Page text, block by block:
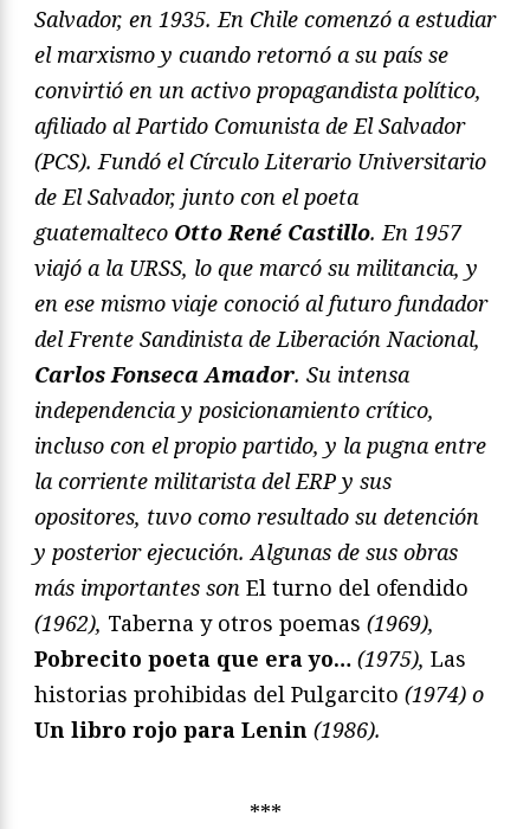
Salvador, en 1935. En Chile comenzó a estudiar
el marxismo y cuando retornó a su país se
convirtió en un activo propagandista político,
afiliado al Partido Comunista de El Salvador
(PCS). Fundó el Círculo Literario Universitario
de El Salvador, junto con el poeta
guatemalteco Otto René Castillo. En 1957
viajó a la URSS, lo que marcó su militancia, y
en ese mismo viaje conoció al futuro fundador
del Frente Sandinista de Liberación Nacional,
Carlos Fonseca Amador. Su intensa
independencia y posicionamiento crítico,
incluso con el propio partido, y la pugna entre
la corriente militarista del ERP y sus
opositores, tuvo como resultado su detención
y posterior ejecución. Algunas de sus obras
más importantes son El turno del ofendido
(1962), Taberna y otros poemas (1969),
Pobrecito poeta que era yo… (1975), Las
historias prohibidas del Pulgarcito (1974) o
Un libro rojo para Lenin (1986).
***